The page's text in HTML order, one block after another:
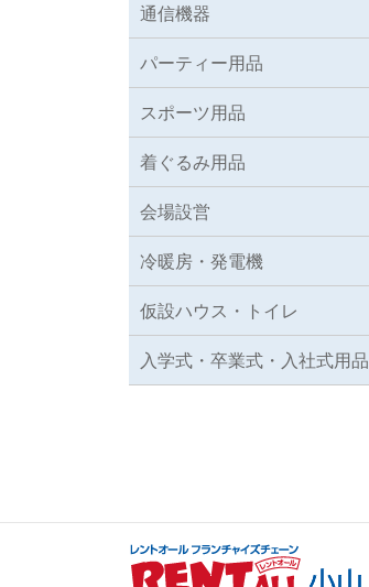
通信機器
パーティー用品
スポーツ用品
着ぐるみ用品
会場設営
冷暖房・発電機
仮設ハウス・トイレ
入学式・卒業式・入社式用品